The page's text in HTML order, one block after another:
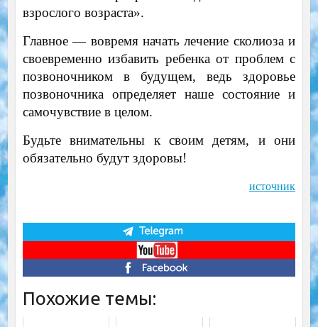
взрослого возраста».
Главное — вовремя начать лечение сколиоза и
своевременно избавить ребенка от проблем с
позвоночником в будущем, ведь здоровье
позвоночника определяет наше состояние и
самочувствие в целом.
Будьте внимательны к своим детям, и они
обязательно будут здоровы!
источник
Похожие темы: